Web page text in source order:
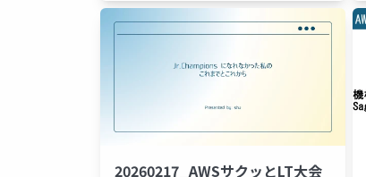
20260217_AWSサクッとLT大会